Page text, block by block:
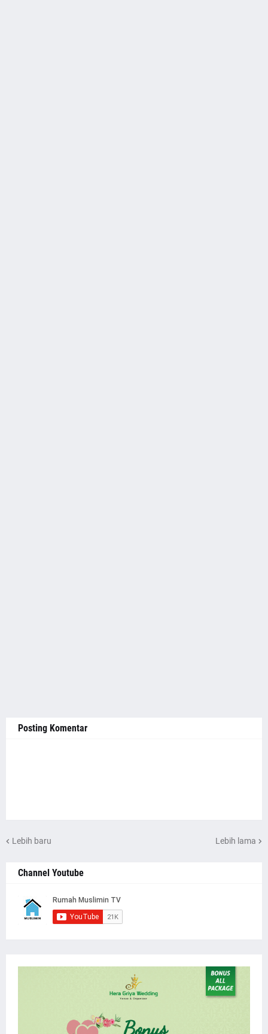
Posting Komentar
Lebih baru Lebih lama
Channel Youtube